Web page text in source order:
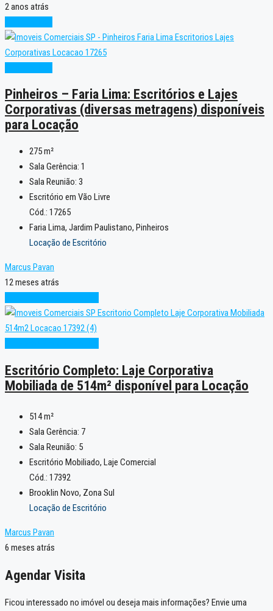
2 anos atrás
Pinheiros – Faria Lima: Escritórios e Lajes
Corporativas (diversas metragens) disponíveis
para Locação
275m²
Sala Gerência: 1
Sala Reunião: 3
Escritório em Vão Livre
Cód.: 17265
Faria Lima, Jardim Paulistano, Pinheiros
Locação de Escritório
Marcus Pavan
12 meses atrás
Escritório Completo: Laje Corporativa
Mobiliada de 514m² disponível para Locação
514m²
Sala Gerência: 7
Sala Reunião: 5
Escritório Mobiliado, Laje Comercial
Cód.: 17392
Brooklin Novo, Zona Sul
Locação de Escritório
Marcus Pavan
6 meses atrás
Agendar Visita
Ficou interessado no imóvel ou deseja mais informações? Envie uma